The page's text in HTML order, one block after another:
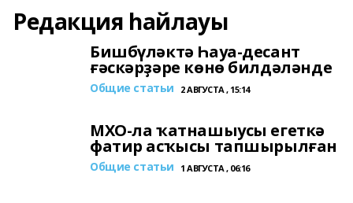
Редакция һайлауы
Бишбүләктә Һауа-десант
ғәскәрҙәре көнө билдәләнде
Общие статьи 2 АВГУСТА , 15:14
МХО-ла ҡатнашыусы егеткә
фатир асҡысы тапшырылған
Общие статьи 1 АВГУСТА , 06:16